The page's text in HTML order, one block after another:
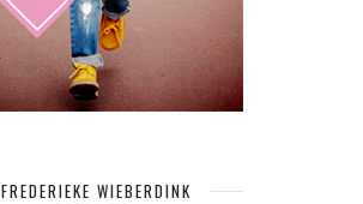
FREDERIEKE WIEBERDINK